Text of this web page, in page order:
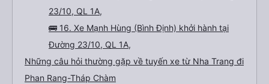
23/10, QL 1A,
🚌 16. Xe Mạnh Hùng (Bình Định) khởi hành tại
Đường 23/10, QL 1A,
Những câu hỏi thường gặp về tuyến xe từ Nha Trang đi
Phan Rang-Tháp Chàm